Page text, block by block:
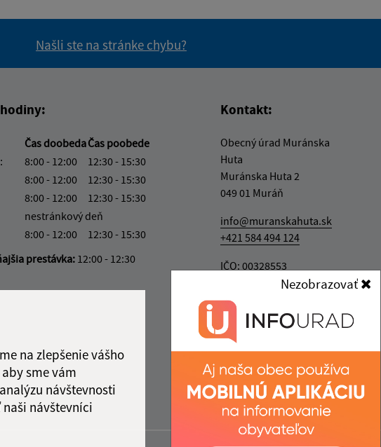
na zlepšenie vášho
sme vám
návštevnosti
návštevníci
Nezobrazovať
Našli ste na stránke chybu?
Čas doobedaČas poobede
8:00 - 12:00
12:30 - 15:30
8:00 - 12:00
12:30 - 15:30
8:00 - 12:00
12:30 - 15:30
nestránkový deň
8:00 - 12:00
12:30 - 15:30
prestávka: 12:00 - 12:30
Kontakt:
Obecný úrad Muránska
Huta
Muránska Huta 2
049 01 Muráň
info@muranskahuta.sk
+421 584 494 124
IČO: 00328553